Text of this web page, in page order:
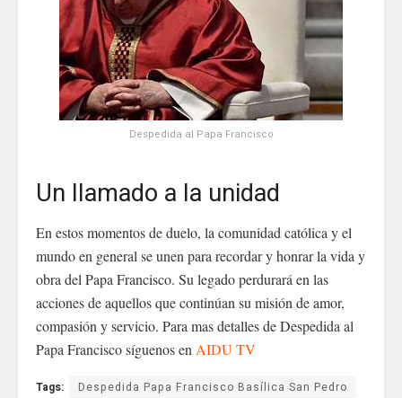
Despedida al Papa Francisco
Un llamado a la unidad
En estos momentos de duelo, la comunidad católica y el
mundo en general se unen para recordar y honrar la vida y
obra del Papa Francisco. Su legado perdurará en las
acciones de aquellos que continúan su misión de amor,
compasión y servicio. Para mas detalles de Despedida al
Papa Francisco síguenos enAIDU TV
Tags:
Despedida Papa Francisco Basílica San Pedro